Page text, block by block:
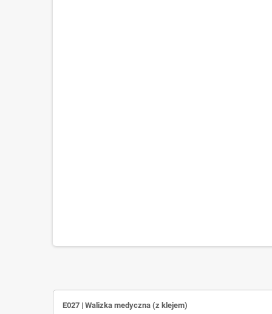
E027 | Walizka medyczna (z klejem)